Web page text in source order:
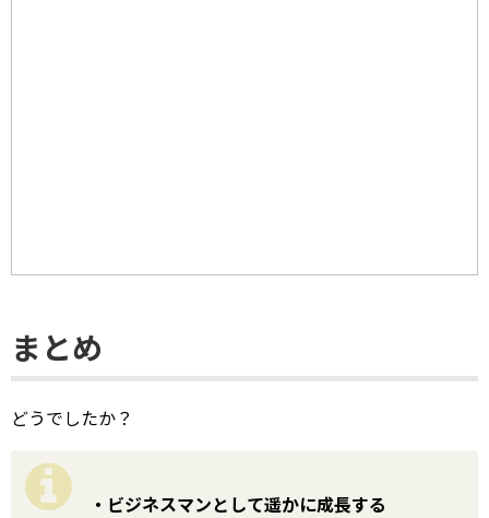
まとめ
どうでしたか？
・ビジネスマンとして遥かに成長する